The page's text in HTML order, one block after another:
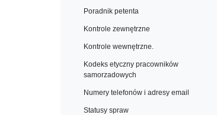
Poradnik petenta
Kontrole zewnętrzne
Kontrole wewnętrzne.
Kodeks etyczny pracowników
samorzadowych
Numery telefonów i adresy email
Statusy spraw